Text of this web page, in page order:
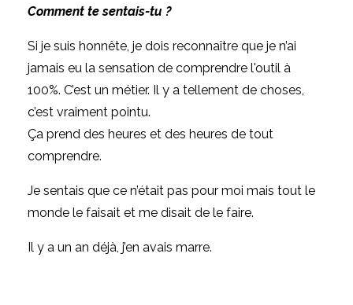
Comment te sentais-tu ?
Si je suis honnête, je dois reconnaître que je n’ai
jamais eu la sensation de comprendre l'outil à
100%. C’est un métier. Il y a tellement de choses,
c’est vraiment pointu.
Ça prend des heures et des heures de tout
comprendre.
Je sentais que ce n’était pas pour moi mais tout le
monde le faisait et me disait de le faire.
Il y a un an déjà, j’en avais marre.